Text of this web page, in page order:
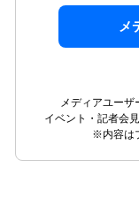
メ
メディアユーザ
イベント・記者会
※内容は